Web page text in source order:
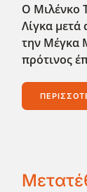
Ο Μιλένκο
Λίγκα μετά
την Μέγκα
πρότινος